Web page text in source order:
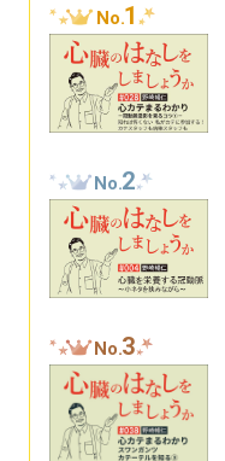
No.1
No.2
No.3